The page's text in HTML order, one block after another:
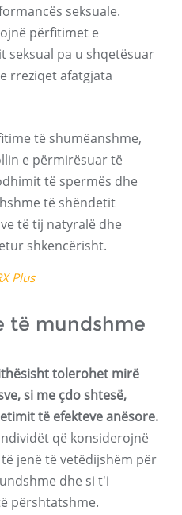
seksuale.
përfitimet e
seksual pa u shqetësuar
rreziqet afatgjata
të shumëanshme,
e përmirësuar të
të spermës dhe
të shëndetit
të tij natyralë dhe
shkencërisht.
Plus
të mundshme
tolerohet mirë
si me çdo shtesë,
të efekteve anësore.
që konsiderojnë
jenë të vetëdijshëm për
dhe si t'i
përshtatshme.